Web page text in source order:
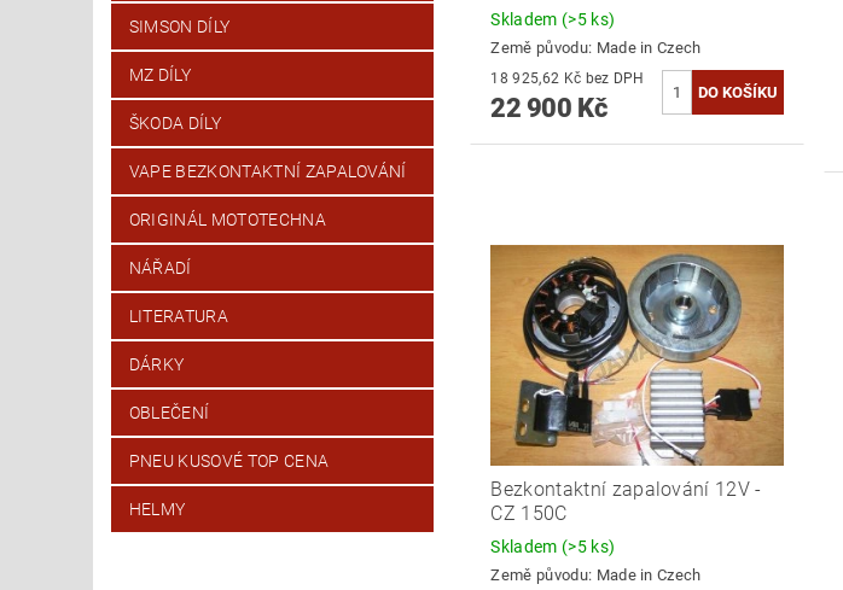
SIMSON DÍLY
MZ DÍLY
ŠKODA DÍLY
VAPE BEZKONTAKTNÍ ZAPALOVÁNÍ
ORIGINÁL MOTOTECHNA
NÁŘADÍ
LITERATURA
DÁRKY
OBLEČENÍ
PNEU KUSOVÉ TOP CENA
HELMY
Skladem (>5 ks)
Země původu: Made in Czech
18 925,62 Kč bez DPH
22 900 Kč
Bezkontaktní zapalování 12V -
CZ 150C
Skladem (>5 ks)
Země původu: Made in Czech